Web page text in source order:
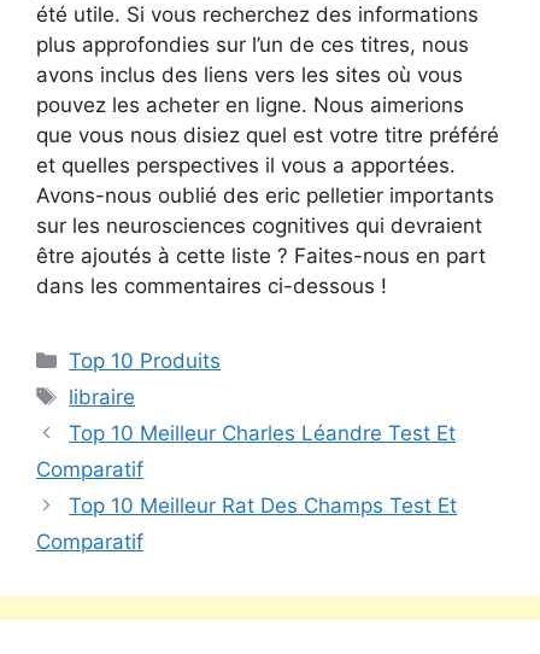
été utile. Si vous recherchez des informations
plus approfondies sur l’un de ces titres, nous
avons inclus des liens vers les sites où vous
pouvez les acheter en ligne. Nous aimerions
que vous nous disiez quel est votre titre préféré
et quelles perspectives il vous a apportées.
Avons-nous oublié des eric pelletier importants
sur les neurosciences cognitives qui devraient
être ajoutés à cette liste ? Faites-nous en part
dans les commentaires ci-dessous !
Top 10 Produits
libraire
Top 10 Meilleur Charles Léandre Test Et
Comparatif
Top 10 Meilleur Rat Des Champs Test Et
Comparatif